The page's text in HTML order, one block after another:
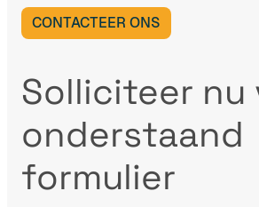
CONTACTEER ONS
Solliciteer nu
onderstaand
formulier